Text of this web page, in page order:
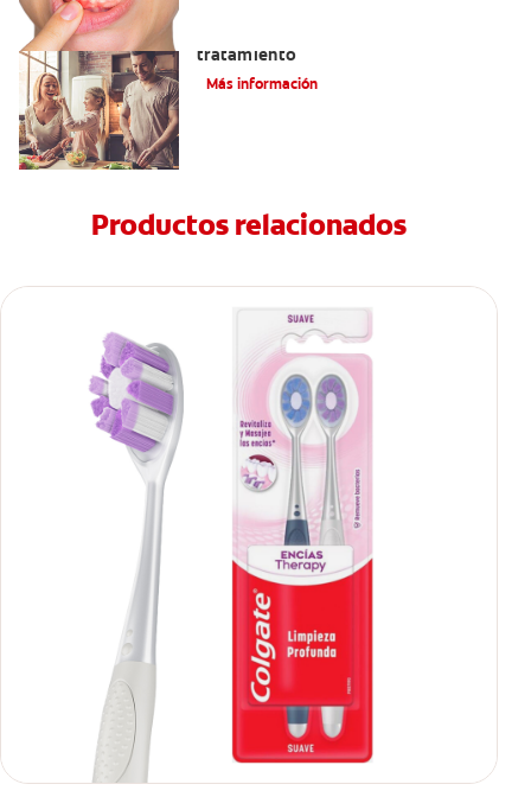
tratamiento
Más información
Productos relacionados